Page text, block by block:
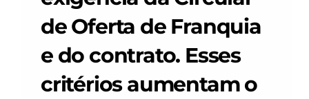
Careers
About
de Oferta de Franquia
e do contrato. Esses
critérios aumentam o